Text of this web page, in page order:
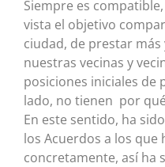
Siempre es
vista el objetivo
ciudad, de prestar
nuestras vecinas y
posiciones iniciales
lado, no tienen por
En este sentido, ha
los Acuerdos a los que
concretamente, así ha